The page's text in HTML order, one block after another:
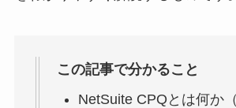
この記事で分かること
NetSuite CPQとは何か